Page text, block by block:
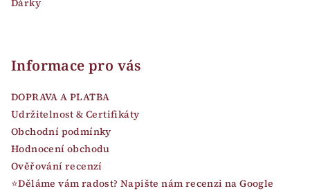
Dárky
Informace pro vás
DOPRAVA A PLATBA
Udržitelnost & Certifikáty
Obchodní podmínky
Hodnocení obchodu
Ověřování recenzí
⭐Děláme vám radost? Napište nám recenzi na Google